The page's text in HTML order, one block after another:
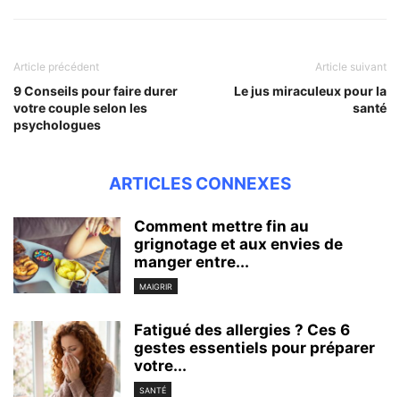
Article précédent
9 Conseils pour faire durer
votre couple selon les
psychologues
Article suivant
Le jus miraculeux pour la
santé
ARTICLES CONNEXES
Comment mettre fin au
grignotage et aux envies de
manger entre...
MAIGRIR
Fatigué des allergies ? Ces 6
gestes essentiels pour préparer
votre...
SANTÉ